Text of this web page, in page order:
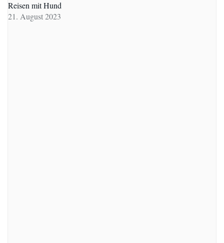
Reisen mit Hund
21. August 2023